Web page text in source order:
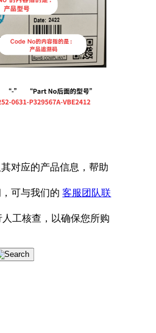
对应的产品信息，帮助
，可与我们的客服团队联
人工核查，以确保您所购